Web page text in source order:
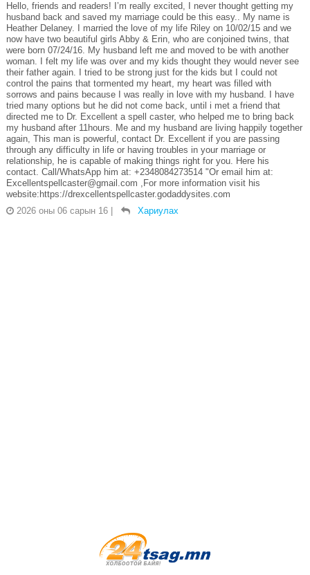
Hello, friends and readers! I’m really excited, I never thought getting my
husband back and saved my marriage could be this easy.. My name is
Heather Delaney. I married the love of my life Riley on 10/02/15 and we
now have two beautiful girls Abby & Erin, who are conjoined twins, that
were born 07/24/16. My husband left me and moved to be with another
woman. I felt my life was over and my kids thought they would never see
their father again. I tried to be strong just for the kids but I could not
control the pains that tormented my heart, my heart was filled with
sorrows and pains because I was really in love with my husband. I have
tried many options but he did not come back, until i met a friend that
directed me to Dr. Excellent a spell caster, who helped me to bring back
my husband after 11hours. Me and my husband are living happily together
again, This man is powerful, contact Dr. Excellent if you are passing
through any difficulty in life or having troubles in your marriage or
relationship, he is capable of making things right for you. Here his
contact. Call/WhatsApp him at: +2348084273514 "Or email him at:
Excellentspellcaster@gmail.com ,For more information visit his
website:https://drexcellentspellcaster.godaddysites.com
2026 оны 06 сарын 16
Хариулах